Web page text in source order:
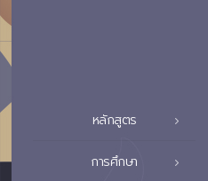
หลักสูตร
การศึกษา